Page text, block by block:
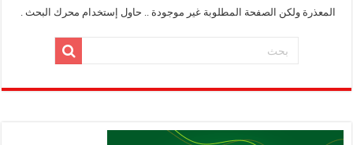
المعذرة ولكن الصفحة المطلوبة غير موجودة .. حاول إستخدام محرك البحث .